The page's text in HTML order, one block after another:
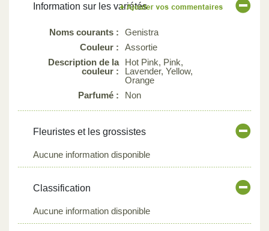
Information sur les variétés
Noms courants :
Genistra
Couleur :
Assortie
Description de la
couleur :
Hot Pink, Pink,
Lavender, Yellow,
Orange
Parfumé :
Non
Fleuristes et les grossistes
Aucune information disponible
Classification
Aucune information disponible